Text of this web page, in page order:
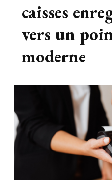
Le
caisses
vers un
moderne